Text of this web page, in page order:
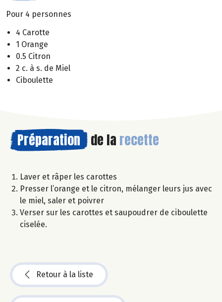
Pour 4 personnes
4 Carotte
1 Orange
0.5 Citron
2 c. à s. de Miel
Ciboulette
Préparation de la recette
Laver et râper les carottes
Presser l’orange et le citron, mélanger leurs jus avec
le miel, saler et poivrer
Verser sur les carottes et saupoudrer de ciboulette
ciselée.
Retour à la liste